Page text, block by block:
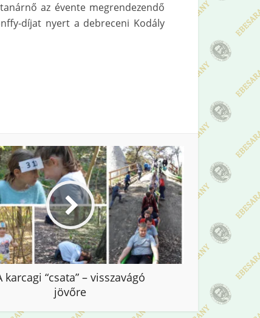
az évente megrendezendő
díjat nyert a debreceni Kodály
karcagi “csata” – visszavágó
jövőre